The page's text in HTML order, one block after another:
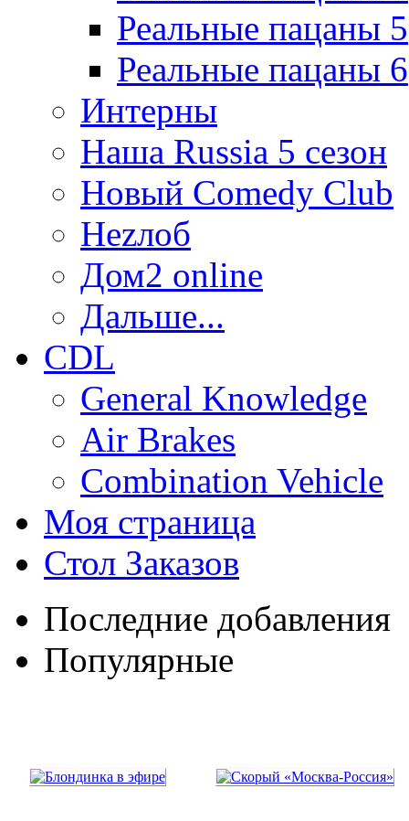
Реальные пацаны 5
Реальные пацаны 6
Интерны
Наша Russia 5 сезон
Новый Comedy Club
Неzлоб
Дом2 online
Дальше...
CDL
General Knowledge
Air Brakes
Combination Vehicle
Моя страница
Стол Заказов
Последние добавления
Популярные